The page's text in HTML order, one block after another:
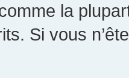
la
Si vous